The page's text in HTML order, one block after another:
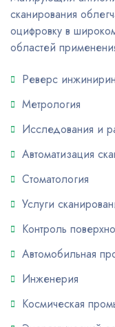
сканирования
оцифровку в
областей
Реверс
Метрология
Исследования и
Автоматизация
Стоматология
Услуги
Контроль
Автомобильная
Инженерия
Космическая